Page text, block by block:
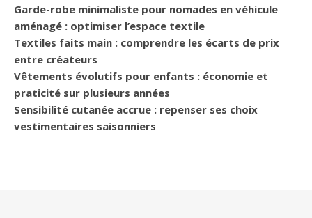
Garde-robe minimaliste pour nomades en véhicule
aménagé : optimiser l’espace textile
Textiles faits main : comprendre les écarts de prix
entre créateurs
Vêtements évolutifs pour enfants : économie et
praticité sur plusieurs années
Sensibilité cutanée accrue : repenser ses choix
vestimentaires saisonniers